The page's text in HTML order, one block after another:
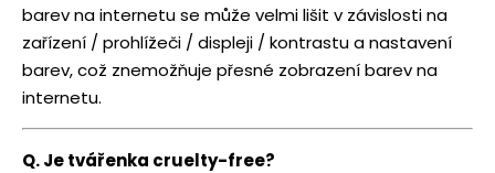
barev na internetu se může velmi lišit v závislosti na
zařízení / prohlížeči / displeji / kontrastu a nastavení
barev, což znemožňuje přesné zobrazení barev na
internetu.
Q. Je tvářenka cruelty-free?